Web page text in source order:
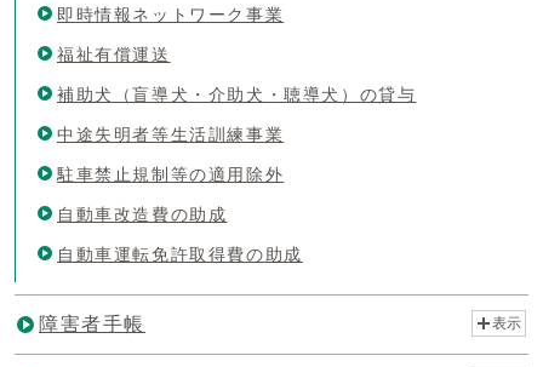
即時情報ネットワーク事業
福祉有償運送
補助犬（盲導犬・介助犬・聴導犬）の貸与
中途失明者等生活訓練事業
駐車禁止規制等の適用除外
自動車改造費の助成
自動車運転免許取得費の助成
障害者手帳 表示